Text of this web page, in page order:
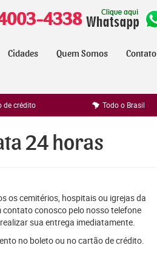
4338
Cidades Quem Somos Contato
de crédito Todo o Brasil
24 horas
os cemitérios, hospitais ou igrejas da
conosco pelo nosso telefone
sua entrega imediatamente.
no boleto ou no cartão de crédito.